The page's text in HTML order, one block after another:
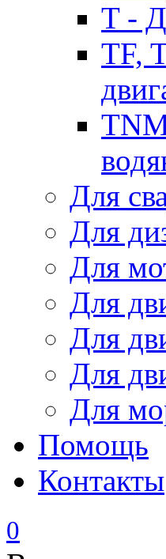
T -
TF,
Для
Для
Для
Для
Для
Для
Для
Помощь
Контакты
0